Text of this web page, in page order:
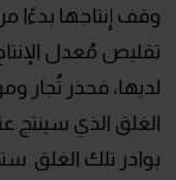
وقف إنتاجها بدءًا
تقليص مُعدل
لديها، فحذر تُجار
الغلق الذي سينتج
بوادر تلك الغلق